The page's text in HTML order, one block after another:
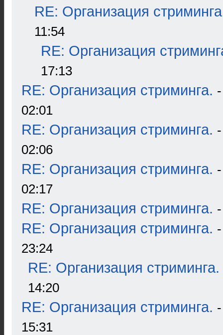
RE: Организация
11:54
RE: Организация
17:13
RE: Организация стриминга.
02:01
RE: Организация стриминга.
02:06
RE: Организация стриминга.
02:17
RE: Организация стриминга.
RE: Организация стриминга.
23:24
RE: Организация стриминга.
14:20
RE: Организация стриминга.
15:31